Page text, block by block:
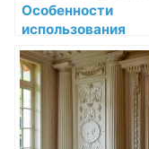
Особенности
использования
декоративной
лепнины в
интерьерах
эклектики